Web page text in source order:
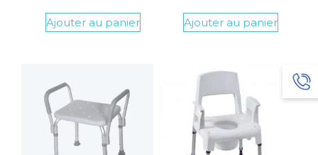
Ajouter au panier Ajouter au panier